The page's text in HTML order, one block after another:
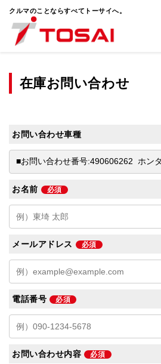
クルマのことならすべてトーサイへ。
在庫お問い合わせ
お問い合わせ車種
お名前 必須
メールアドレス 必須
電話番号 必須
お問い合わせ内容 必須